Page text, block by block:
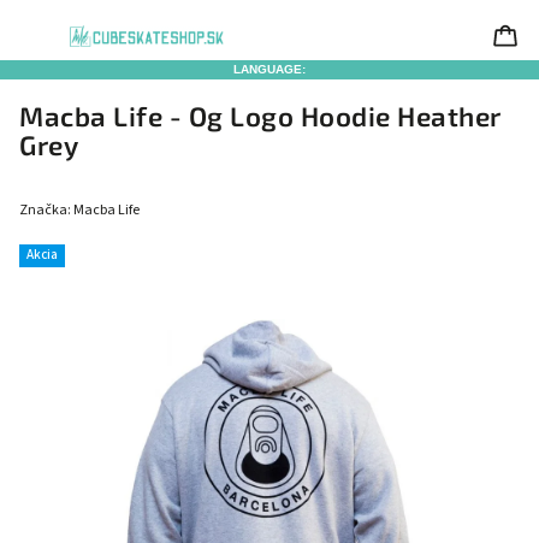
LANGUAGE:
Macba Life - Og Logo Hoodie Heather
Grey
Akcia
Značka: Macba Life